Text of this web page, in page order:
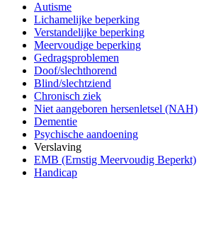
Autisme
Lichamelijke beperking
Verstandelijke beperking
Meervoudige beperking
Gedragsproblemen
Doof/slechthorend
Blind/slechtziend
Chronisch ziek
Niet aangeboren hersenletsel (NAH)
Dementie
Psychische aandoening
Verslaving
EMB (Ernstig Meervoudig Beperkt)
Handicap